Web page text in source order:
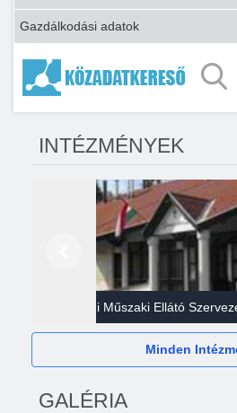
Gazdálkodási adatok
INTÉZMÉNYEK
Gazdasági Műszaki Ellátó
Minden
GALÉRIA